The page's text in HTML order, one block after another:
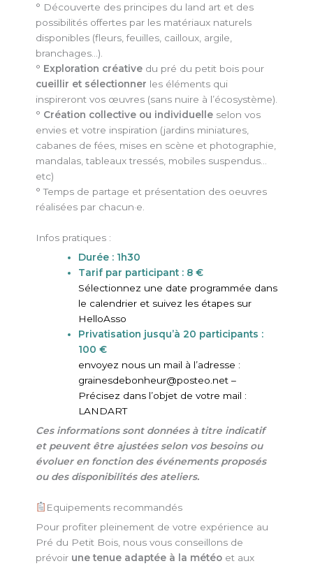
° Découverte des principes du land art et des
possibilités offertes par les matériaux naturels
disponibles (fleurs, feuilles, cailloux, argile,
branchages…).
° Exploration créativedu pré du petit bois pour
cueillir et sélectionner les éléments qui
inspireront vos œuvres (sans nuire à l’écosystème).
° Création collective ou individuelleselon vos
envies et votre inspiration (jardins miniatures,
cabanes de fées, mises en scène et photographie,
mandalas, tableaux tressés, mobiles suspendus…
etc)
° Temps de partage et présentation des oeuvres
réalisées par chacun·e.
Infos pratiques :
Durée : 1h30
Tarif par participant : 8 €
Sélectionnez une date programmée dans
le calendrier et suivez les étapes sur
HelloAsso
Privatisation jusqu’à 20 participants :
100 €
envoyez nous un mail à l’adresse :
grainesdebonheur@posteo.net –
Précisez dans l’objet de votre mail :
LANDART
Ces informations sont données à titre indicatif
et peuvent être ajustées selon vos besoins ou
évoluer en fonction des événements proposés
ou des disponibilités des ateliers.
Equipements recommandés
Pour profiter pleinement de votre expérience au
Pré du Petit Bois, nous vous conseillons de
prévoir une tenue adaptée à la météoet aux